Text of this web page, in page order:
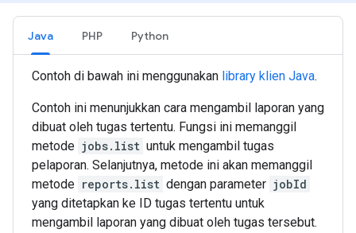
Java PHP Python
Contoh di bawah ini menggunakan library klien Java.
Contoh ini menunjukkan cara mengambil laporan yang
dibuat oleh tugas tertentu. Fungsi ini memanggil
metode jobs.list untuk mengambil tugas
pelaporan. Selanjutnya, metode ini akan memanggil
metode reports.list dengan parameter jobId
yang ditetapkan ke ID tugas tertentu untuk
mengambil laporan yang dibuat oleh tugas tersebut.